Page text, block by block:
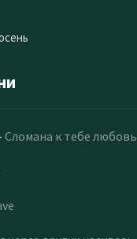
Сломана к тебе любовь